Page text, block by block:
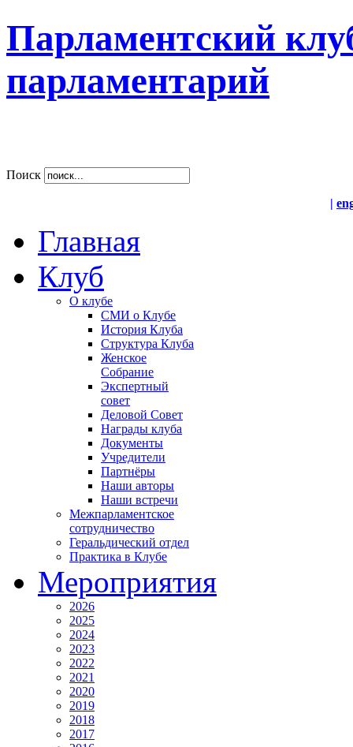
Парламентский
парламентарий
Поиск
|
Главная
Клуб
О клубе
СМИ о Клубе
История Клуба
Структура Клуба
Женское
Собрание
Экспертный
совет
Деловой Совет
Награды клуба
Документы
Учредители
Партнёры
Наши авторы
Наши встречи
Межпарламентское
сотрудничество
Геральдический отдел
Практика в Клубе
Мероприятия
2026
2025
2024
2023
2022
2021
2020
2019
2018
2017